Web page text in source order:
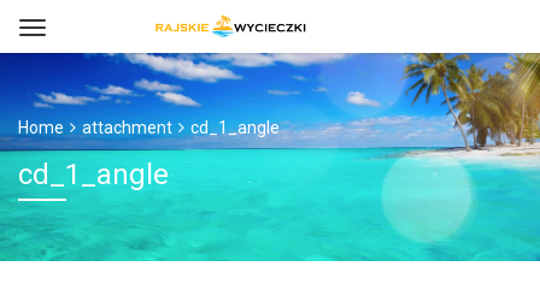
Home attachment cd_1_angle
cd_1_angle